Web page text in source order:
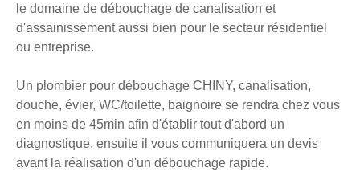
le domaine de débouchage de canalisation et
d'assainissement aussi bien pour le secteur résidentiel
ou entreprise.
Un plombier pour débouchage CHINY, canalisation,
douche, évier, WC/toilette, baignoire se rendra chez vous
en moins de 45min afin d'établir tout d'abord un
diagnostique, ensuite il vous communiquera un devis
avant la réalisation d'un débouchage rapide.